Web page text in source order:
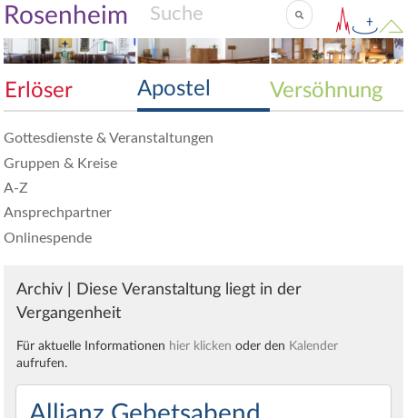
Rosenheim
Erlöser Apostel Versöhnung
Gottesdienste & Veranstaltungen
Gruppen & Kreise
A-Z
Ansprechpartner
Onlinespende
Archiv | Diese Veranstaltung liegt in der
Vergangenheit
Für aktuelle Informationen hier klicken oder den Kalender
aufrufen.